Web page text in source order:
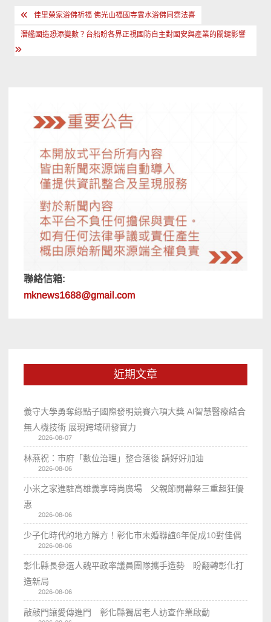
文
章
導
佳里榮家浴佛祈福 佛光山福國寺雲水浴佛同霑法喜
潛艦國造恐添變數？台船盼各界正視國防自主對國安與產業的關鍵影響
聯絡信箱:
mknews1688@gmail.com
近期文章
義守大學勇奪綠點子國際發明競賽六項大獎 AI智慧醫療結合
無人機技術 展現跨域研發實力
2026-08-07
林燕祝：市府「數位治理」整合落後 請好好加油
2026-08-06
小米之家進駐高雄義享時尚廣場 父親節開幕祭三重超狂優
惠
2026-08-06
少子化時代的地方解方！彰化市未婚聯誼6年促成10對佳偶
2026-08-06
彰化縣長參選人魏平政率議員團隊攜手造勢 盼翻轉彰化打
造新局
2026-08-06
敲敲門讓愛傳進門 彰化縣獨居老人訪查作業啟動